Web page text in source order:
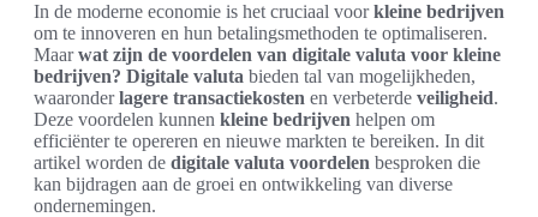
In de moderne economie is het cruciaal voorkleine bedrijven
om te innoveren en hun betalingsmethoden te optimaliseren.
Maarwat zijn de voordelen van digitale valuta voor kleine
bedrijven? Digitale valuta bieden tal van mogelijkheden,
waaronderlagere transactiekosten en verbeterde veiligheid.
Deze voordelen kunnen kleine bedrijven helpen om
efficiënter te opereren en nieuwe markten te bereiken. In dit
artikel worden de digitale valuta voordelen besproken die
kan bijdragen aan de groei en ontwikkeling van diverse
ondernemingen.